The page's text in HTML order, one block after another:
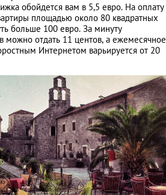
обойдется вам в 5,5 евро. На оплату
площадью около 80 квадратных
больше 100 евро. За минуту
можно отдать 11 центов, а ежемесячное
Интернетом варьируется от 20